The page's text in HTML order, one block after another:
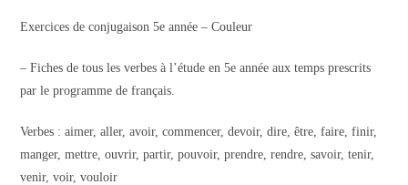
Exercices de conjugaison 5e année – Couleur
– Fiches de tous les verbes à l’étude en 5e année aux temps prescrits
par le programme de français.
Verbes : aimer, aller, avoir, commencer, devoir, dire, être, faire, finir,
manger, mettre, ouvrir, partir, pouvoir, prendre, rendre, savoir, tenir,
venir, voir, vouloir